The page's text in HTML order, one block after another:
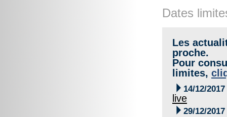
Dates
Les
proche.
Pour
limites,
 14/12/2017
live
 29/12/2017